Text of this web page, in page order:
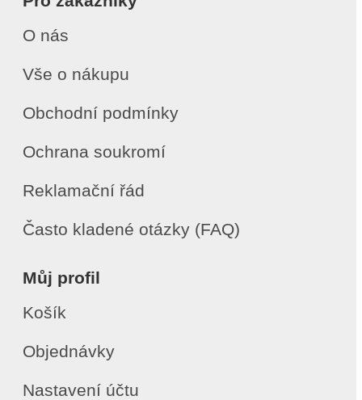
O nás
Vše o nákupu
Obchodní podmínky
Ochrana soukromí
Reklamační řád
Často kladené otázky (FAQ)
Můj profil
Košík
Objednávky
Nastavení účtu